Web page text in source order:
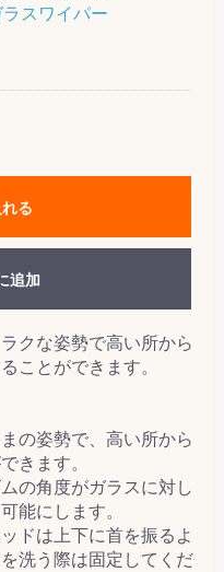
ラスワイパー
る
追加
クな姿勢で高い所から
ことができます。
の姿勢で、高い所から
きます。
の角度がガラスに対し
能にします。
ドは上下に首を振るよ
洗う際は固定してくだ